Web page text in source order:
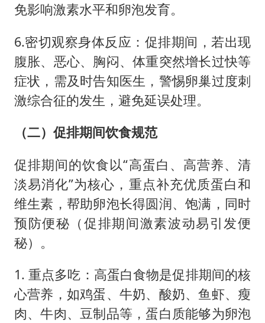
免影响激素水平和卵泡发育。
6.密切观察身体反应：促排期间，若出现
腹胀、恶心、胸闷、体重突然增长过快等
症状，需及时告知医生，警惕卵巢过度刺
激综合征的发生，避免延误处理。
（二）促排期间饮食规范
促排期间的饮食以“高蛋白、高营养、清
淡易消化”为核心，重点补充优质蛋白和
维生素，帮助卵泡长得圆润、饱满，同时
预防便秘（促排期间激素波动易引发便
秘）。
1. 重点多吃：高蛋白食物是促排期间的核
心营养，如鸡蛋、牛奶、酸奶、鱼虾、瘦
肉、牛肉、豆制品等，蛋白质能够为卵泡